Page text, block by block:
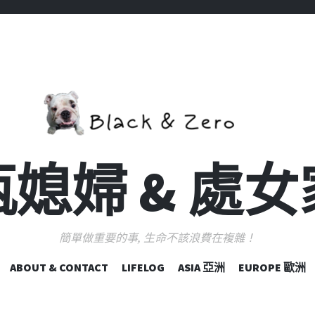
婦 & 處
簡單做重要的事, 生命不該浪費在複雜！
跳
ABOUT & CONTACT LIFELOG ASIA 亞洲 EUROPE 歐洲